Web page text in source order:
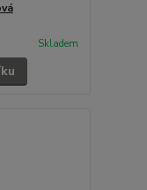
Skladem